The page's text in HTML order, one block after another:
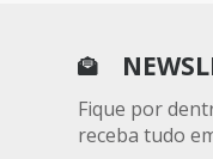
Fique por
receba tudo